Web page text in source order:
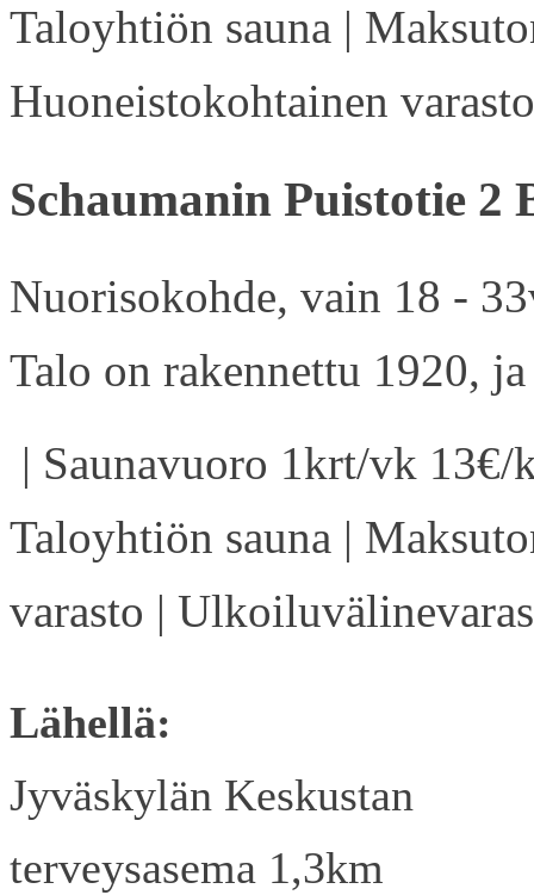
Taloyhtiön sauna |
Huoneistokohtainen
Schaumanin Puistotie 2
Nuorisokohde, vain 18 -
Talo on rakennettu 1920,
| Saunavuoro 1krt/vk
Taloyhtiön sauna |
varasto |
Lähellä:
Jyväskylän Keskustan
terveysasema 1,3km